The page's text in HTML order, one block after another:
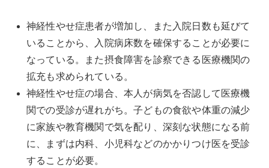
神経性やせ症患者が増加し、また入院日数も延びて
いることから、入院病床数を確保することが必要に
なっている。また摂食障害を診察できる医療機関の
拡充も求められている。
神経性やせ症の場合、本人が病気を否認して医療機
関での受診が遅れがち。子どもの食欲や体重の減少
に家族や教育機関で気を配り、深刻な状態になる前
に、まずは内科、小児科などのかかりつけ医を受診
することが必要。